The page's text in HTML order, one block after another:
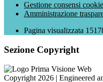
Gestione consensi cookie
Amministrazione
Pagina visualizzata
Sezione Copyright
Copyright 2026 | Engineered